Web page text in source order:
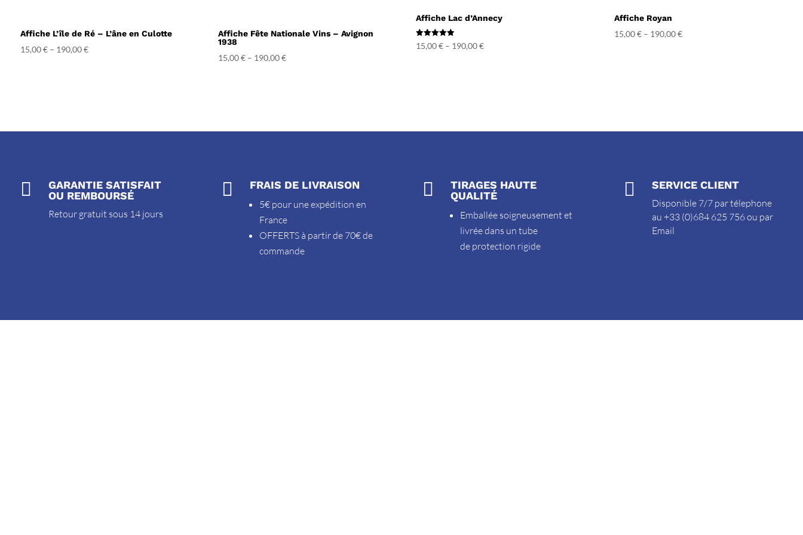
Affiche L’île de Ré – L’âne en Culotte
15,00€– 190,00€
Affiche Fête Nationale Vins – Avignon
1938
15,00€– 190,00€
Affiche Lac d’Annecy
Note
5.00
15,00€ – 190,00€
Affiche Royan
15,00€– 190,00€

GARANTIE SATISFAIT
OU REMBOURSÉ
Retour gratuit sous 14 jours
 FRAIS DE LIVRAISON
5€ pour une expédition en
France
OFFERTS à partir de 70€ de
commande

TIRAGES HAUTE
QUALITÉ
Emballée soigneusement et
livrée dans un tube
de protection rigide
 SERVICE CLIENT
Disponible 7/7 par télephone
au +33 (0)684 625 756 ou par
Email